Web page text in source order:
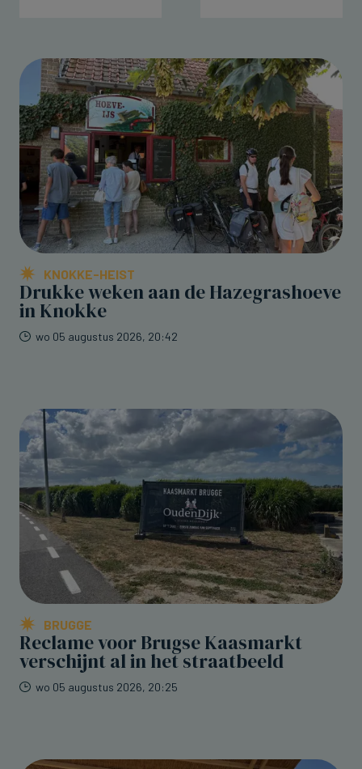
KNOKKE-HEIST
Drukke weken aan de Hazegrashoeve
in Knokke
wo 05 augustus 2026, 20:42
BRUGGE
Reclame voor Brugse Kaasmarkt
verschijnt al in het straatbeeld
wo 05 augustus 2026, 20:25